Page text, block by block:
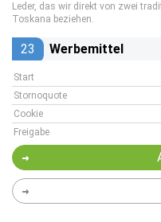
Leder, das wir direkt von zwei
Toskana beziehen.
23 Werbemittel
Start
Stornoquote
Cookie
Freigabe